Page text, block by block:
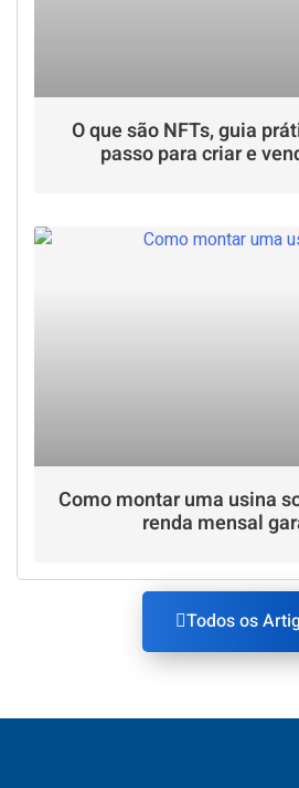
O que são NFTs, guia
passo para criar e
Como montar uma usina
renda mensal
Todos os